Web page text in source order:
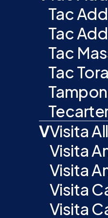
Tac
Tac
Tac
Tac
VVisita
Visita
Visita
Visita
Visita